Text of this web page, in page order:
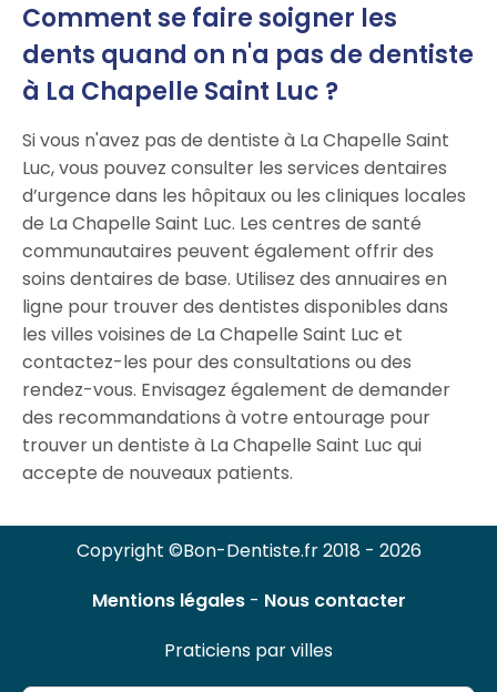
Comment se faire soigner les
dents quand on n'a pas de dentiste
à La Chapelle Saint Luc ?
Si vous n'avez pas de dentiste à La Chapelle Saint
Luc, vous pouvez consulter les services dentaires
d’urgence dans les hôpitaux ou les cliniques locales
de La Chapelle Saint Luc. Les centres de santé
communautaires peuvent également offrir des
soins dentaires de base. Utilisez des annuaires en
ligne pour trouver des dentistes disponibles dans
les villes voisines de La Chapelle Saint Luc et
contactez-les pour des consultations ou des
rendez-vous. Envisagez également de demander
des recommandations à votre entourage pour
trouver un dentiste à La Chapelle Saint Luc qui
accepte de nouveaux patients.
Copyright ©Bon-Dentiste.fr 2018 - 2026
Mentions légales- Nous contacter
Praticiens par villes